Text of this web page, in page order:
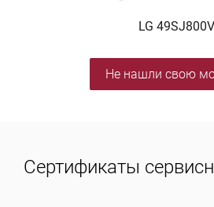
LG 49SJ800V
Не нашли свою
Сертификаты